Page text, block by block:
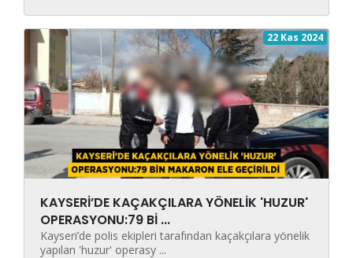
22 Kas 2024
KAYSERİ’DE KAÇAKÇILARA YÖNELİK 'HUZUR'
OPERASYONU:79 Bİ ...
Kayseri’de polis ekipleri tarafından kaçakçılara yönelik
yapılan 'huzur' operasy ...